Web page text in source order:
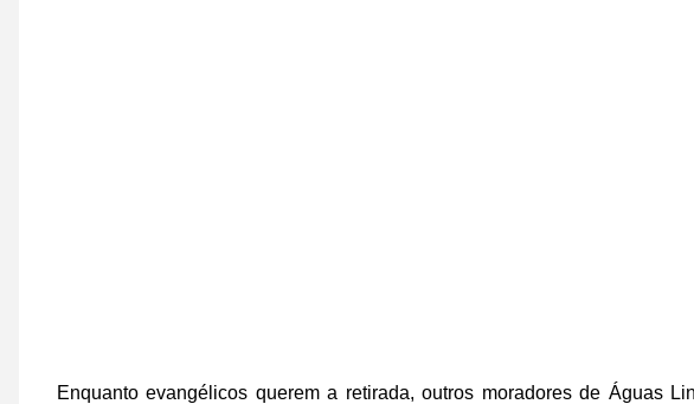
Enquanto evangélicos querem a retirada, outros moradores de Águas